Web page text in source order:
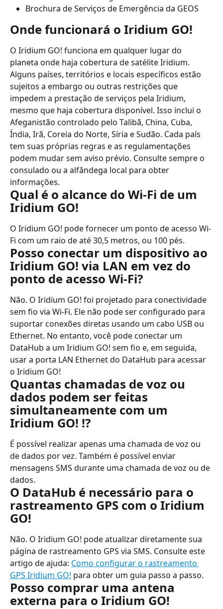
Brochura de Serviços de Emergência da GEOS
Onde funcionará o Iridium GO!
O Iridium GO! funciona em qualquer lugar do
planeta onde haja cobertura de satélite Iridium.
Alguns países, territórios e locais específicos estão
sujeitos a embargo ou outras restrições que
impedem a prestação de serviços pela Iridium,
mesmo que haja cobertura disponível. Isso inclui o
Afeganistão controlado pelo Talibã, China, Cuba,
Índia, Irã, Coreia do Norte, Síria e Sudão. Cada país
tem suas próprias regras e as regulamentações
podem mudar sem aviso prévio. Consulte sempre o
consulado ou a alfândega local para obter
informações.
Qual é o alcance do Wi-Fi de um
Iridium GO!
O Iridium GO! pode fornecer um ponto de acesso Wi-
Fi com um raio de até 30,5 metros, ou 100 pés.
Posso conectar um dispositivo ao
Iridium GO! via LAN em vez do
ponto de acesso Wi-Fi?
Não. O Iridium GO! foi projetado para conectividade
sem fio via Wi-Fi. Ele não pode ser configurado para
suportar conexões diretas usando um cabo USB ou
Ethernet. No entanto, você pode conectar um
DataHub a um Iridium GO! sem fio e, em seguida,
usar a porta LAN Ethernet do DataHub para acessar
o Iridium GO!
Quantas chamadas de voz ou
dados podem ser feitas
simultaneamente com um
Iridium GO! !?
É possível realizar apenas uma chamada de voz ou
de dados por vez. Também é possível enviar
mensagens SMS durante uma chamada de voz ou de
dados.
O DataHub é necessário para o
rastreamento GPS com o Iridium
GO!
Não. O Iridium GO! pode atualizar diretamente sua
página de rastreamento GPS via SMS. Consulte este
artigo de ajuda: Como configurar o rastreamento
GPS Iridium GO! para obter um guia passo a passo.
Posso comprar uma antena
externa para o Iridium GO!